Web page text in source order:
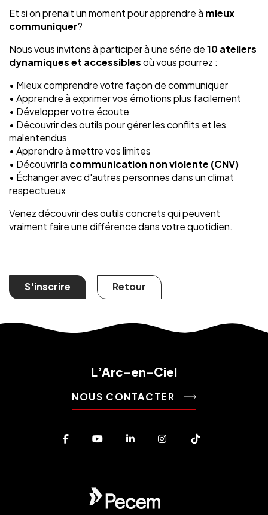
Et si on prenait un moment pour apprendre à mieux
communiquer?
Nous vous invitons à participer à une série de10 ateliers
dynamiques et accessiblesoù vous pourrez :
• Mieux comprendre votre façon de communiquer
• Apprendre à exprimer vos émotions plus facilement
• Développer votre écoute
• Découvrir des outils pour gérer les conflits et les
malentendus
• Apprendre à mettre vos limites
• Découvrir la communication non violente (CNV)
• Échanger avec d'autres personnes dans un climat
respectueux
Venez découvrir des outils concrets qui peuvent
vraiment faire une différence dans votre quotidien.
S'inscrire Retour
L’Arc-en-Ciel
NOUS CONTACTER